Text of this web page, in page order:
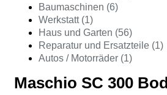
Baumaschinen (6)
Werkstatt (1)
Haus und Garten (56)
Reparatur und Ersatzteile (1)
Autos / Motorräder (1)
Maschio SC 300